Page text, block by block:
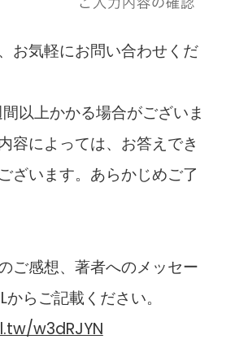
お気軽にお問い合わせくだ
以上かかる場合がございま
容によっては、お答えでき
ざいます。あらかじめご了
ご感想、著者へのメッセー
からご記載ください。
w3dRJYN